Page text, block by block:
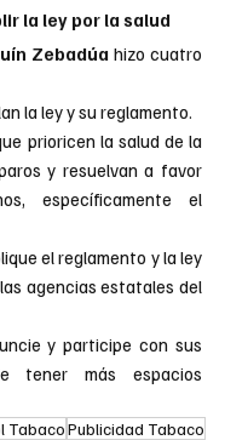
la ley por la salud
Zebadúa hizo cuatro
la ley y su reglamento.
prioricen la salud de la
y resuelvan a favor
específicamente el
el reglamento y la ley
agencias estatales del
y participe con sus
tener más espacios
TabacoPublicidad Tabaco